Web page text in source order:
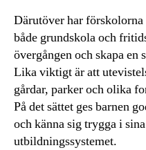
Därutöver har förskolorna
både grundskola och
övergången och skapa en
Lika viktigt är att
gårdar, parker och olika
På det sättet ges barnen
och känna sig trygga i
utbildningssystemet.